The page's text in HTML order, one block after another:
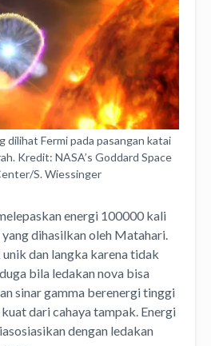
dilihat Fermi pada pasangan katai
Kredit: NASA’s Goddard Space
S. Wiessinger
energi 100000 kali
dihasilkan oleh Matahari.
dan langka karena tidak
bila ledakan nova bisa
sinar gamma berenergi tinggi
dari cahaya tampak. Energi
dengan ledakan